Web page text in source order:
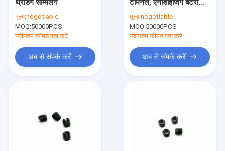
थ्रेडिंग सम्मिलन
मूल्य:negotiable
MOQ:50000PCS
नवीनतम कीमत पता करें
अब से संपर्क करें
टर्मिनल, एनोडाइजिंग बैटरी
मूल्य:negotiable
MOQ:50000PCS
नवीनतम कीमत पता करें
अब से संपर्क करें